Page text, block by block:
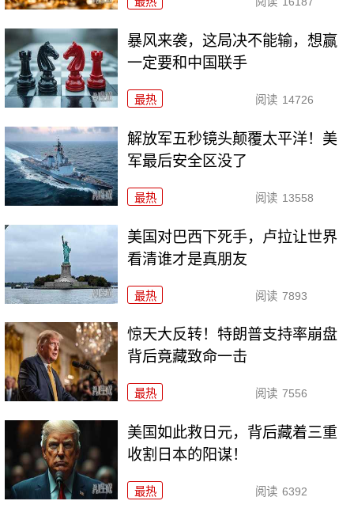
暴风来袭，这局决不能输，想赢
一定要和中国联手
最热 阅读 14726
解放军五秒镜头颠覆太平洋！美
军最后安全区没了
最热 阅读 13558
美国对巴西下死手，卢拉让世界
看清谁才是真朋友
最热 阅读 7893
惊天大反转！特朗普支持率崩盘
背后竟藏致命一击
最热 阅读 7556
美国如此救日元，背后藏着三重
收割日本的阳谋！
最热 阅读 6392